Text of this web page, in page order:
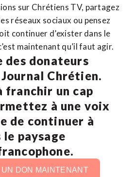
sur Chrétiens TV, partagez
réseaux sociaux ou pensez
continuer d’exister dans le
maintenant qu’il faut agir.
des donateurs
Chrétien.
franchir un cap
à une voix
de continuer à
paysage
DON MAINTENANT